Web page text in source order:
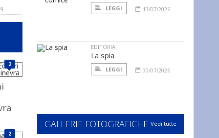
2
2
LEGGI 13/07/2026
EDITORIA
La spia
LEGGI 30/07/2026
GALLERIE FOTOGRAFICHE Vedi tutte